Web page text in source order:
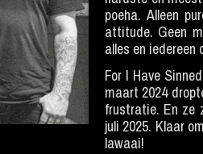
poeha. Alleen
attitude. Geen
alles en iedereen
For I Have
maart 2024
frustratie. En ze
juli 2025. Klaar
lawaai!